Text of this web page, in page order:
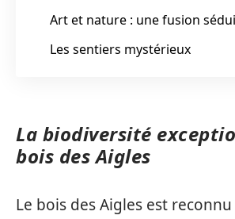
Art et nature : une fusion
Les sentiers mystérieux
La biodiversité
bois des Aigles
Le bois des Aigles est